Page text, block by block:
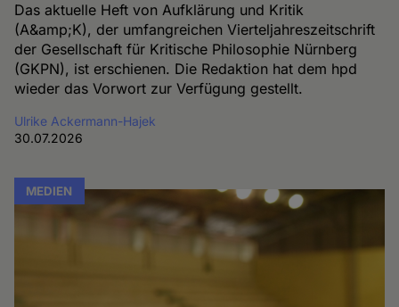
Das aktuelle Heft von Aufklärung und Kritik
(A&amp;K), der umfangreichen Vierteljahreszeitschrift
der Gesellschaft für Kritische Philosophie Nürnberg
(GKPN), ist erschienen. Die Redaktion hat dem hpd
wieder das Vorwort zur Verfügung gestellt.
Ulrike Ackermann-Hajek
30.07.2026
MEDIEN